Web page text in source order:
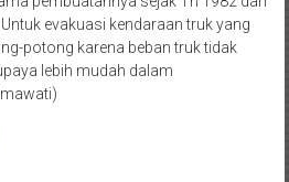
evakuasi kendaraan truk yang
potong karena beban truk tidak
lebih mudah dalam